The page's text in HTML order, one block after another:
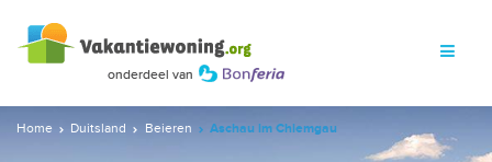
Home Duitsland Beieren Aschau im Chiemgau